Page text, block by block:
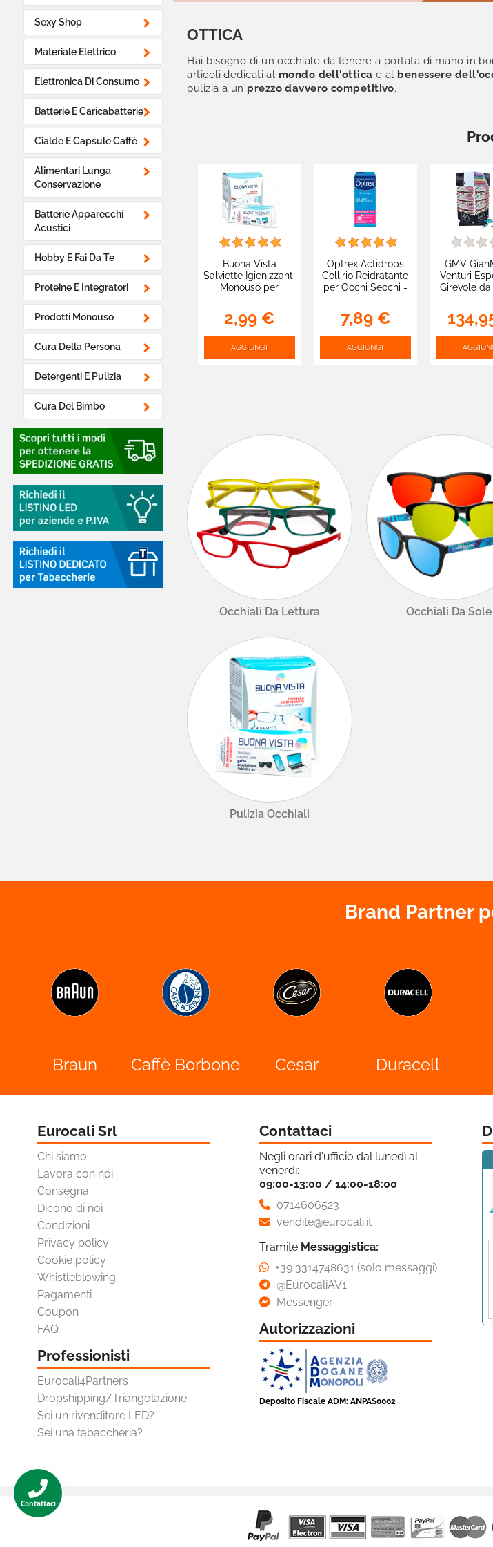
Sexy Shop 
Materiale Elettrico 
Elettronica Di Consumo
Batterie E Caricabatterie
Cialde E Capsule Caffè 
Alimentari Lunga
Conservazione

Batterie Apparecchi
Acustici

Hobby E Fai Da Te 
Proteine E Integratori 
Prodotti Monouso 
Cura Della Persona 
Detergenti E Pulizia 
Cura Del Bimbo 
Ottica 
Occhiali da Lettura
Occhiali da Sole
Colliri
Pulizia Occhiali
Pet Care 
OTTICA
Hai bisogno di un occhiale da tenere a portata di mano in
articoli dedicati al mondo dell'ottica e al benessere
pulizia a un prezzo davvero competitivo.
Buona Vista
Salviette Igienizzanti
Monouso per
Smartphone Tablet
e PC - Confezione
da 54 pezzi
2,99 €
AGGIUNGI
Optrex Actidrops
Collirio Reidratante
per Occhi Secchi -
7,89 €
AGGIUNGI
GMV
Venturi
Girevole
Lettura -
Occhiali Da Lettura Occhiali Da Sole
Pulizia Occhiali
-
Brand Partner
Braun Caffè Borbone Cesar Duracell
Eurocali Srl
Chi siamo
Lavora con noi
Consegna
Dicono di noi
Condizioni
Privacy policy
Cookie policy
Whistleblowing
Pagamenti
Coupon
FAQ
Professionisti
Eurocali4Partners
Dropshipping/Triangolazione
Sei un rivenditore LED?
Sei una tabaccheria?
Contattaci
Negli orari d'ufficio dal lunedì al
venerdì:
09:00-13:00 / 14:00-18:00
0714606523
vendite@eurocali.it
Tramite Messaggistica:
+39 3314748631 (solo messaggi)
@EurocaliAV1
Messenger
Autorizzazioni
Deposito Fiscale ADM: ANPAS0002
Contattaci